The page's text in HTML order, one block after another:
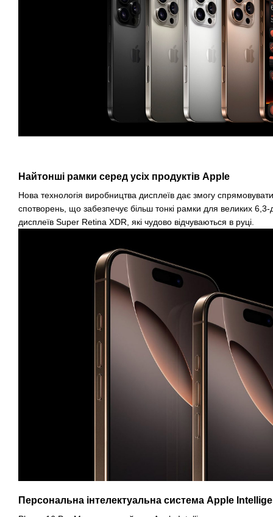
Найтонші рамки серед усіх продуктів Apple
Нова технологія виробництва дисплеїв дає змогу спрямовувати
спотворень, що забезпечує більш тонкі рамки для великих
дисплеїв Super Retina XDR, які чудово відчуваються в руці.
Персональна інтелектуальна система Apple